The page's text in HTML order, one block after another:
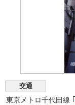
交通
東京メトロ千代田線 ｢